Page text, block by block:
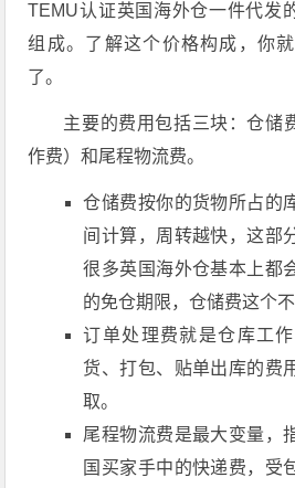
TEMU认证英国海外仓一件代发
组成。了解这个价格构成，你
了。
主要的费用包括三块：仓储
作费）和尾程物流费。
仓储费按你的货物所占的
间计算，周转越快，这部
很多英国海外仓基本上都
的免仓期限，仓储费这个
订单处理费就是仓库工
货、打包、贴单出库的费
取。
尾程物流费是最大变量，
国买家手中的快递费，受